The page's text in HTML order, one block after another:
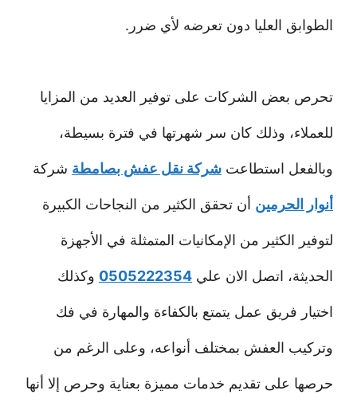
الطوابق العليا دون تعرضه لأي ضرر.
تحرص بعض الشركات على توفير العديد من المزايا
للعملاء، وذلك كان سر شهرتها في فترة بسيطة،
وبالفعل استطاعت شركة نقل عفش بصامطة شركة
أنوار الحرمين أن تحقق الكثير من النجاحات الكبيرة
لتوفير الكثير من الإمكانيات المتمثلة في الأجهزة
الحديثة، اتصل الان علي 0505222354 وكذلك
اختيار فريق عمل يتمتع بالكفاءة والمهارة في فك
وتركيب العفش بمختلف أنواعه، وعلى الرغم من
حرصها على تقديم خدمات مميزة بعناية وحرص إلا أنها